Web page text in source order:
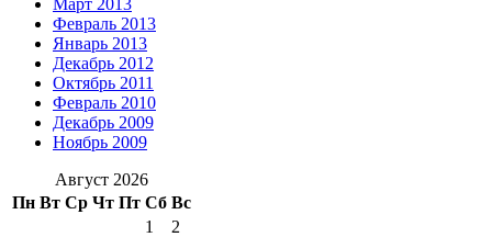
Февраль 2013
Январь 2013
Декабрь 2012
Октябрь 2011
Февраль 2010
Декабрь 2009
Ноябрь 2009
Август 2026
Пн Вт Ср Чт Пт Сб Вс
1
2